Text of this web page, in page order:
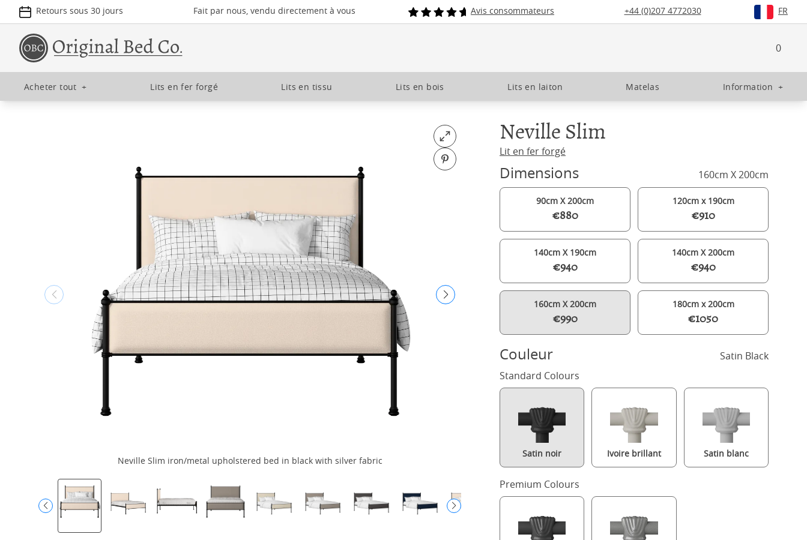
Retours sous 30 jours Fait par nous, vendu directement à vous Avis consommateurs +44 (0)207 4772030 FR
0
Acheter tout + Lits en fer forgé Lits en tissu Lits en bois Lits en laiton Matelas Information +
Open fullscreen
Pin on Pinterest
Neville Slim iron/metal upholstered bed in black with silver fabric Neville Slim iron/metal upholstered bed in black with silver fabric
Neville Slim
Lit en fer forgé
Dimensions 160cm X 200cm
90cm X 200cm
€880
120cm x 190cm
€910
140cm X 190cm
€940
140cm X 200cm
€940
160cm X 200cm
€990
180cm x 200cm
€1050
Couleur
Satin Black
Standard Colours
Satin noir Ivoire brillant Satin blanc
Premium Colours